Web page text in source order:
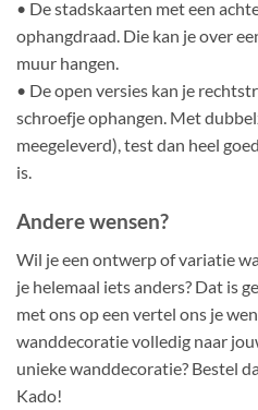
• De stadskaarten met een
ophangdraad. Die kan je over
muur hangen.
• De open versies kan je
schroefje ophangen. Met
meegeleverd), test dan heel
is.
Andere wensen?
Wil je een ontwerp of variatie
je helemaal iets anders? Dat is
met ons op een vertel ons je
wanddecoratie volledig naar
unieke wanddecoratie? Bestel
Kado!